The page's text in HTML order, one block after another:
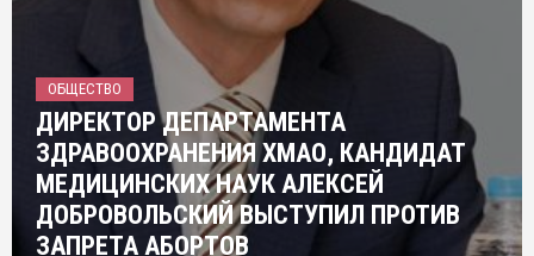
ОБЩЕСТВО
ДИРЕКТОР ДЕПАРТАМЕНТА
ЗДРАВООХРАНЕНИЯ ХМАО, КАНДИДАТ
МЕДИЦИНСКИХ НАУК АЛЕКСЕЙ
ДОБРОВОЛЬСКИЙ ВЫСТУПИЛ ПРОТИВ
ЗАПРЕТА АБОРТОВ